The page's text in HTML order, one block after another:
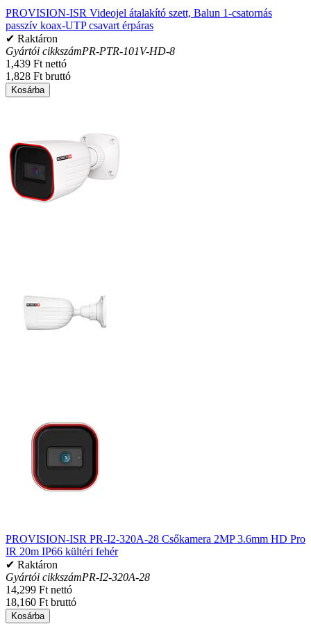
PROVISION-ISR Videojel átalakító szett, Balun 1-csatornás
passzív koax-UTP csavart érpáras
✔ Raktáron
Gyártói cikkszámPR-PTR-101V-HD-8
1,439 Ft nettó
1,828 Ft bruttó
Kosárba
PROVISION-ISR PR-I2-320A-28 Csőkamera 2MP 3.6mm HD Pro
IR 20m IP66 kültéri fehér
✔ Raktáron
Gyártói cikkszámPR-I2-320A-28
14,299 Ft nettó
18,160 Ft bruttó
Kosárba